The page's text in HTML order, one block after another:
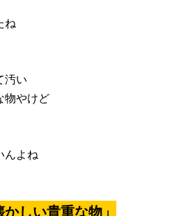
ね
汚い
物やけど
んよね
しい貴重な物」